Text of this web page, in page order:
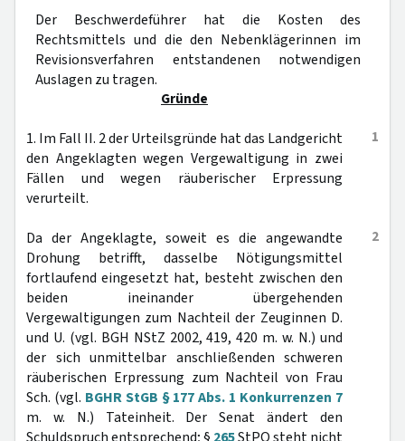
Der Beschwerdeführer hat die Kosten des
Rechtsmittels und die den Nebenklägerinnen im
Revisionsverfahren entstandenen notwendigen
Auslagen zu tragen.
Gründe
1
1. Im Fall II. 2 der Urteilsgründe hat das Landgericht
den Angeklagten wegen Vergewaltigung in zwei
Fällen und wegen räuberischer Erpressung
verurteilt.
2
Da der Angeklagte, soweit es die angewandte
Drohung betrifft, dasselbe Nötigungsmittel
fortlaufend eingesetzt hat, besteht zwischen den
beiden ineinander übergehenden
Vergewaltigungen zum Nachteil der Zeuginnen D.
und U. (vgl. BGH NStZ 2002, 419, 420 m. w. N.) und
der sich unmittelbar anschließenden schweren
räuberischen Erpressung zum Nachteil von Frau
Sch. (vgl. BGHR StGB § 177 Abs. 1 Konkurrenzen 7
m. w. N.) Tateinheit. Der Senat ändert den